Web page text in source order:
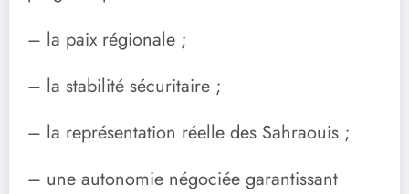
– la paix régionale ;
– la stabilité sécuritaire ;
– la représentation réelle des Sahraouis ;
– une autonomie négociée garantissant